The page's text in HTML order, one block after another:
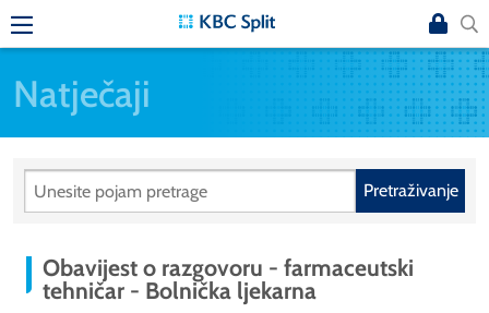
Natječaji
Pretraživanje
Obavijest o razgovoru - farmaceutski
tehničar - Bolnička ljekarna